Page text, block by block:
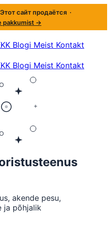
сайт продаётся ·
pakkumist →
Blogi Meist Kontakt
Blogi Meist Kontakt
akende pesu,
ja põhjalik